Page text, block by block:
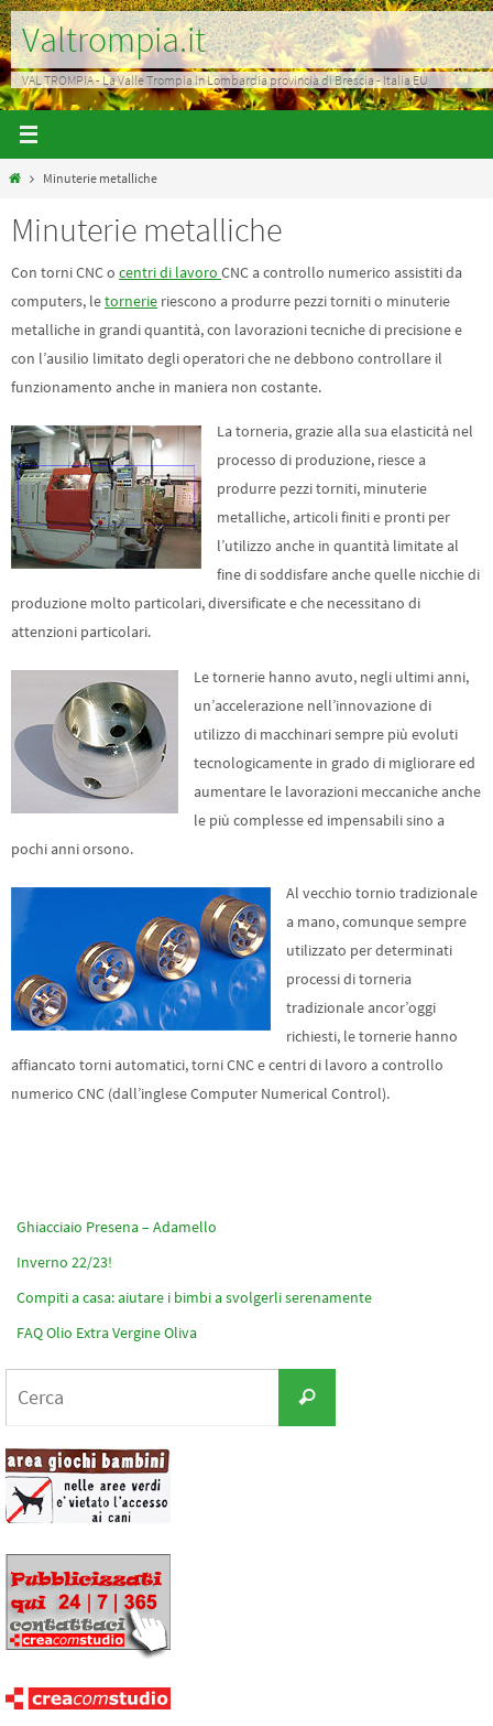
Salta
al
contenuto
Valtrompia.it
VAL TROMPIA - La Valle Trompia in Lombardia provincia di Brescia - Italia EU
HomeMinuterie metalliche
Minuterie metalliche
Con torni CNC o centri di lavoro CNC a controllo numerico assistiti da
computers, letornerie riescono a produrre pezzi torniti o minuterie
metalliche in grandi quantità, con lavorazioni tecniche di precisione e
con l’ausilio limitato degli operatori che ne debbono controllare il
funzionamento anche in maniera non costante.
La torneria, grazie alla sua elasticità nel
processo di produzione, riesce a
produrre pezzi torniti, minuterie
metalliche, articoli finiti e pronti per
l’utilizzo anche in quantità limitate al
fine di soddisfare anche quelle nicchie di
produzione molto particolari, diversificate e che necessitano di
attenzioni particolari.
Le tornerie hanno avuto, negli ultimi anni,
un’accelerazione nell’innovazione di
utilizzo di macchinari sempre più evoluti
tecnologicamente in grado di migliorare ed
aumentare le lavorazioni meccaniche anche
le più complesse ed impensabili sino a
pochi anni orsono.
Al vecchio tornio tradizionale
a mano, comunque sempre
utilizzato per determinati
processi di torneria
tradizionale ancor’oggi
richiesti, le tornerie hanno
affiancato torni automatici, torni CNC e centri di lavoro a controllo
numerico CNC (dall’inglese Computer Numerical Control).
Ghiacciaio Presena – Adamello
Inverno 22/23!
Compiti a casa: aiutare i bimbi a svolgerli serenamente
FAQ Olio Extra Vergine Oliva
Cerca